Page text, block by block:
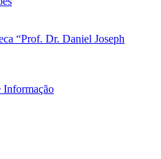
“Prof. Dr. Daniel Joseph
Informação